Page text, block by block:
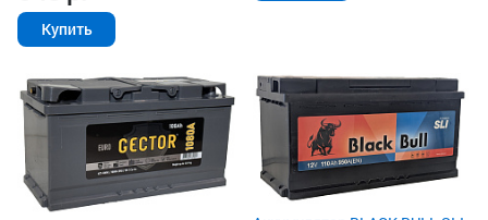
Купить